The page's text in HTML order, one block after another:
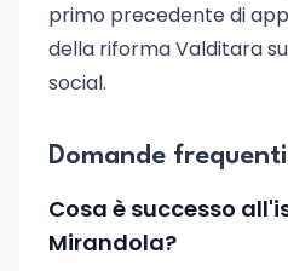
primo precedente di
della riforma Valditara
social.
Domande frequenti
Cosa è successo
Mirandola?